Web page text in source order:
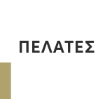
ΠΕΛΑΤΕΣ